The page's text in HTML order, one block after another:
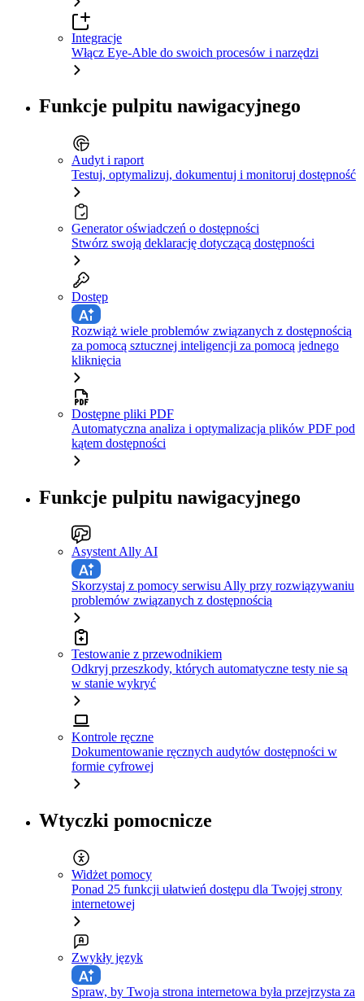
Integracje
Włącz Eye-Able do swoich procesów i narzędzi
Funkcje pulpitu nawigacyjnego
Audyt i raport
Testuj, optymalizuj, dokumentuj i monitoruj dostępność
Generator oświadczeń o dostępności
Stwórz swoją deklarację dotyczącą dostępności
Dostęp
Rozwiąż wiele problemów związanych z dostępnością
za pomocą sztucznej inteligencji za pomocą jednego
kliknięcia
Dostępne pliki PDF
Automatyczna analiza i optymalizacja plików PDF pod
kątem dostępności
Funkcje pulpitu nawigacyjnego
Asystent Ally AI
Skorzystaj z pomocy serwisu Ally przy rozwiązywaniu
problemów związanych z dostępnością
Testowanie z przewodnikiem
Odkryj przeszkody, których automatyczne testy nie są
w stanie wykryć
Kontrole ręczne
Dokumentowanie ręcznych audytów dostępności w
formie cyfrowej
Wtyczki pomocnicze
Widżet pomocy
Ponad 25 funkcji ułatwień dostępu dla Twojej strony
internetowej
Zwykły język
Spraw, by Twoja strona internetowa była przejrzysta za